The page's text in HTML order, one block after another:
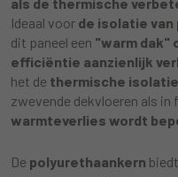
Ideaal voor de isolatie
dit paneel een "warm dak"
efficiëntie aanzienlijk
het de thermische
zwevende dekvloeren als
warmteverlies wordt
De polyurethaankern biedt